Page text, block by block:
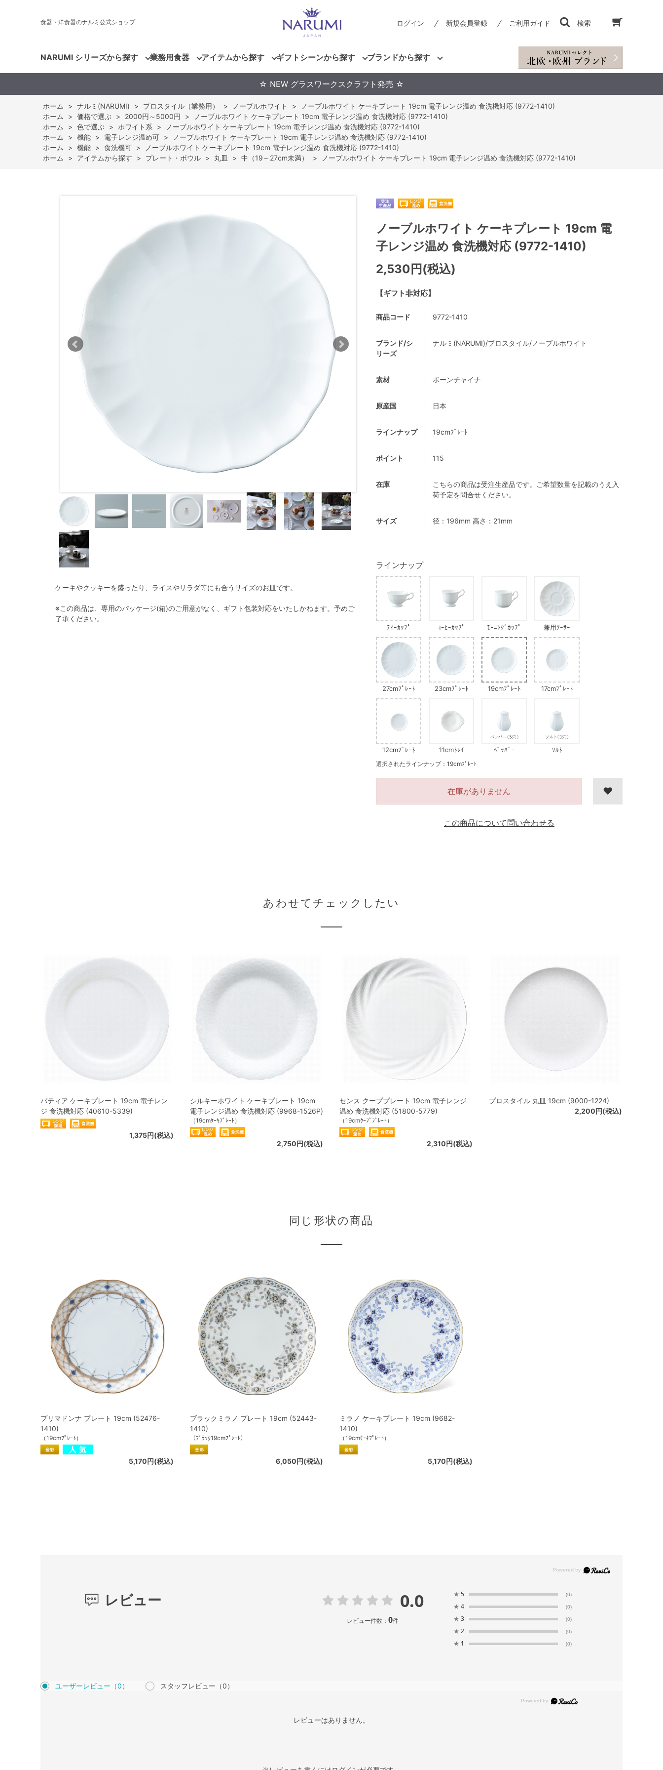
食器・洋食器のナルミ公式ショップ ログイン 新規会員登録 ご利用ガイド 検索
NARUMI シリーズから探す 業務用食器 アイテムから探す ギフトシーンから探す ブランドから探す
☆ NEW グラスワークスクラフト発売 ☆
ホーム > ナルミ(NARUMI) > プロスタイル（業務用） > ノーブルホワイト >
ノーブルホワイト ケーキプレート 19cm 電子レンジ温め 食洗機対応 (9772-1410)
ホーム
> 価格で選ぶ > 2000円～5000円 >
ノーブルホワイト ケーキプレート 19cm 電子レンジ温め 食洗機対応 (9772-1410)
ホーム
> 色で選ぶ > ホワイト系 >
ノーブルホワイト ケーキプレート 19cm 電子レンジ温め 食洗機対応 (9772-1410)
ホーム
> 機能 > 電子レンジ温め可 >
ノーブルホワイト ケーキプレート 19cm 電子レンジ温め 食洗機対応 (9772-1410)
ホーム
> 機能 > 食洗機可 >
ノーブルホワイト ケーキプレート 19cm 電子レンジ温め 食洗機対応 (9772-1410)
ホーム
> アイテムから探す > プレート・ボウル > 丸皿 > 中（19～27cm未満） > ノーブルホワイト ケーキプレート 19cm 電子レンジ温め 食洗機対応 (9772-1410)
19cmﾌﾟﾚｰﾄ
ケーキやクッキーを盛ったり、ライスやサラダ等にも合うサイズのお皿です。
※この商品は、専用のパッケージ(箱)のご用意がなく、ギフト包装対応をいたしかねます。予めご
了承ください。
【ギフト非対応】
ノーブルホワイト ケーキプレート 19cm 電
子レンジ温め 食洗機対応 (9772-1410)
2,530円(税込)
商品コード 9772-1410
ブランド/シ
リーズ
ナルミ(NARUMI)/プロスタイル/ノーブルホワイト
素材 ボーンチャイナ
原産国 日本
ラインナップ 19cmﾌﾟﾚｰﾄ
ポイント 115
在庫
こちらの商品は受注生産品です。ご希望数量を記載のうえ入
荷予定を問合せください。
サイズ 径：196mm 高さ：21mm
ラインナップ
ﾃｨｰｶｯﾌﾟ ｺｰﾋｰｶｯﾌﾟ ﾓｰﾆﾝｸﾞｶｯﾌﾟ 兼用ｿｰｻｰ
27cmﾌﾟﾚｰﾄ 23cmﾌﾟﾚｰﾄ 19cmﾌﾟﾚｰﾄ 17cmﾌﾟﾚｰﾄ
12cmﾌﾟﾚｰﾄ 11cmﾄﾚｲ ﾍﾟｯﾊﾟｰ ｿﾙﾄ
選択されたラインナップ：19cmﾌﾟﾚｰﾄ
在庫がありません
この商品について問い合わせる
あわせてチェックしたい
パティア ケーキプレート 19cm 電子レン
ジ 食洗機対応 (40610-5339)
1,375円(税込)
シルキーホワイト ケーキプレート 19cm
電子レンジ温め 食洗機対応 (9968-1526P)
（19cmｹｰｷﾌﾟﾚｰﾄ）
2,750円(税込)
センス クーププレート 19cm 電子レンジ
温め 食洗機対応 (51800-5779)
（19cmｸｰﾌﾟﾌﾟﾚｰﾄ）
2,310円(税込)
プロスタイル 丸皿 19cm (9000-1224)
2,200円(税込)
同じ形状の商品
プリマドンナ プレート 19cm (52476-
1410)
（19cmﾌﾟﾚｰﾄ）
5,170円(税込)
ブラックミラノ プレート 19cm (52443-
1410)
（ﾌﾞﾗｯｸ19cmﾌﾟﾚｰﾄ）
6,050円(税込)
ミラノ ケーキプレート 19cm (9682-
1410)
（19cmｹｰｷﾌﾟﾚｰﾄ）
5,170円(税込)
レビュー 0.0
レビュー件数： 0件
★ 5 (0)
★ 4 (0)
★ 3 (0)
★ 2 (0)
★ 1 (0)
ユーザーレビュー （0） スタッフレビュー （0）
レビューはありません。